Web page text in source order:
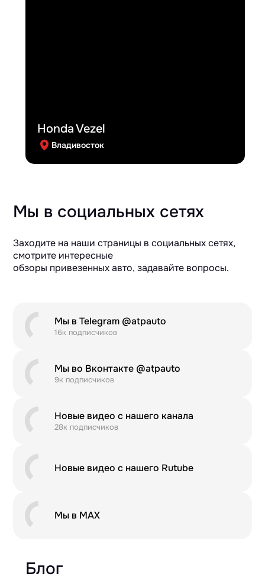
Honda Vezel
Владивосток
Мы в социальных сетях
Заходите на наши страницы в социальных сетях,
смотрите интересные
обзоры привезенных авто, задавайте вопросы.
Мы в Telegram @atpauto
16к подписчиков
Мы во Вконтакте @atpauto
9к подписчиков
Новые видео с нашего канала
28к подписчиков
Новые видео с нашего Rutube
Мы в MAX
Блог